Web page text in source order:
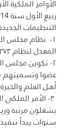
التنظيمات
المعدل لنظام ۱۳۷۳ هـ.
۲- تكوين
عضوا وتسميتهم
أهل العلم
۳- الأمر
يشغلون مرتبة
سنوات يبدأ